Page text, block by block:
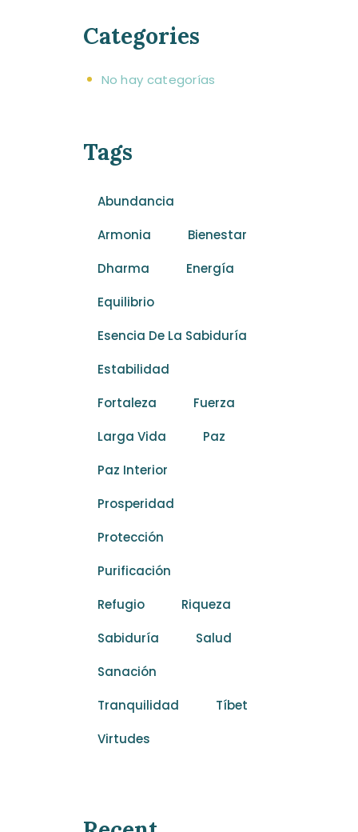
Categories
No hay categorías
Tags
Abundancia
Armonia
Bienestar
Dharma
Energía
Equilibrio
Esencia De La Sabiduría
Estabilidad
Fortaleza
Fuerza
Larga Vida
Paz
Paz Interior
Prosperidad
Protección
Purificación
Refugio
Riqueza
Sabiduría
Salud
Sanación
Tranquilidad
Tíbet
Virtudes